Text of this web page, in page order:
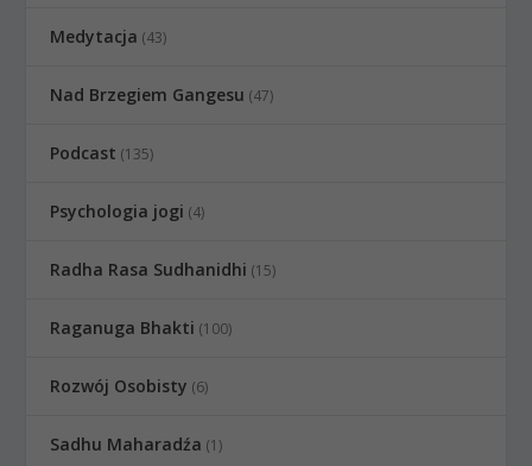
Medytacja (43)
Nad Brzegiem Gangesu (47)
Podcast (135)
Psychologia jogi (4)
Radha Rasa Sudhanidhi (15)
Raganuga Bhakti (100)
Rozwój Osobisty (6)
Sadhu Maharadźa (1)